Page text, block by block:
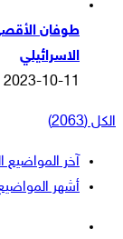
طوفان
الاسرائيلي
2023-10-11
الكل (2063)
آخر المواضيع
أشهر